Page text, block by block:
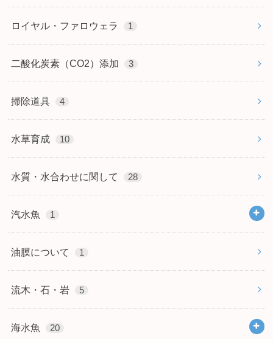
ロイヤル・ファロウェラ 1
二酸化炭素（CO2）添加 3
掃除道具 4
水草育成 10
水質・水合わせに関して 28
汽水魚 1
油膜について 1
流木・石・岩 5
海水魚 20